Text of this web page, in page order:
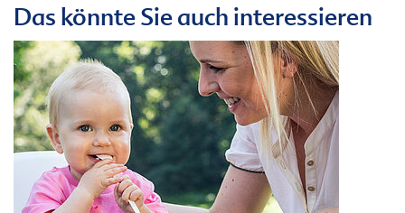
Das könnte Sie auch interessieren